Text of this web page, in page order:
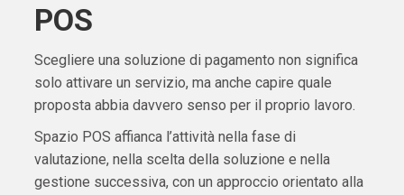
POS
Scegliere una soluzione di pagamento non significa
solo attivare un servizio, ma anche capire quale
proposta abbia davvero senso per il proprio lavoro.
Spazio POS affianca l’attività nella fase di
valutazione, nella scelta della soluzione e nella
gestione successiva, con un approccio orientato alla